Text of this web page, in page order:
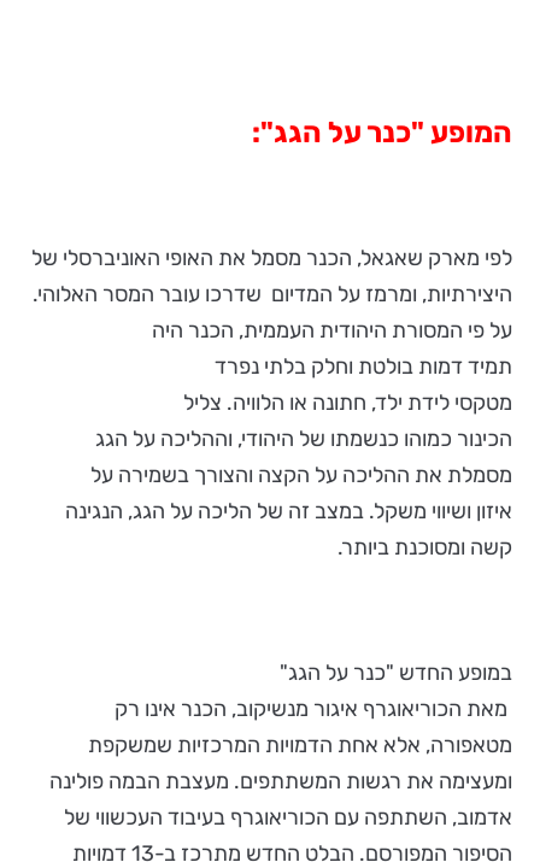
המופע "כנר על הגג":
לפי מארק שאגאל, הכנר מסמל את האופי האוניברסלי של
היצירתיות, ומרמז על המדיום שדרכו עובר המסר האלוהי.
על פי המסורת היהודית העממית, הכנר היה
תמיד דמות בולטת וחלק בלתי נפרד
מטקסי לידת ילד, חתונה או הלוויה. צליל
הכינור כמוהו כנשמתו של היהודי, וההליכה על הגג
מסמלת את ההליכה על הקצה והצורך בשמירה על
איזון ושיווי משקל. במצב זה של הליכה על הגג, הנגינה
קשה ומסוכנת ביותר.
במופע החדש "כנר על הגג"
מאת הכוריאוגרף איגור מנשיקוב, הכנר אינו רק
מטאפורה, אלא אחת הדמויות המרכזיות שמשקפת
ומעצימה את רגשות המשתתפים. מעצבת הבמה פולינה
אדמוב, השתתפה עם הכוריאוגרף בעיבוד העכשווי של
הסיפור המפורסם. הבלט החדש מתרכז ב-13 דמויות